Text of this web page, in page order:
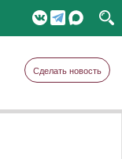
Сделать новость